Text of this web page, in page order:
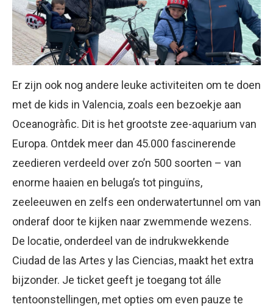
Er zijn ook nog andere leuke activiteiten om te doen
met de kids in Valencia, zoals een bezoekje aan
Oceanogràfic. Dit is het grootste zee-aquarium van
Europa. Ontdek meer dan 45.000 fascinerende
zeedieren verdeeld over zo’n 500 soorten – van
enorme haaien en beluga’s tot pinguïns,
zeeleeuwen en zelfs een onderwatertunnel om van
onderaf door te kijken naar zwemmende wezens.
De locatie, onderdeel van de indrukwekkende
Ciudad de las Artes y las Ciencias, maakt het extra
bijzonder. Je ticket geeft je toegang tot álle
tentoonstellingen, met opties om even pauze te